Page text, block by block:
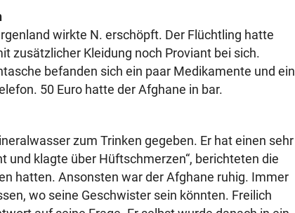
wirkte N. erschöpft. Der Flüchtling hatte
zusätzlicher Kleidung noch Proviant bei sich.
befanden sich ein paar Medikamente und ein
50 Euro hatte der Afghane in bar.
zum Trinken gegeben. Er hat einen sehr
und klagte über Hüftschmerzen“, berichteten die
hatten. Ansonsten war der Afghane ruhig. Immer
wo seine Geschwister sein könnten. Freilich